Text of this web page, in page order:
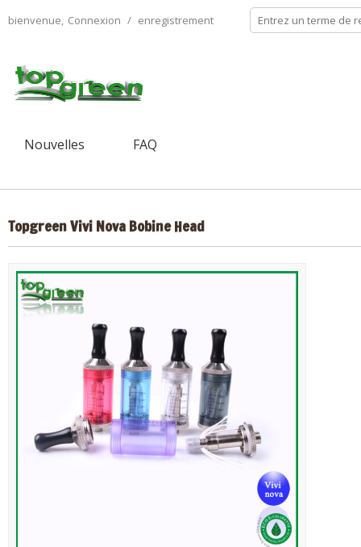
bienvenue, Connexion / enregistrement
Nouvelles FAQ
Topgreen Vivi Nova Bobine Head